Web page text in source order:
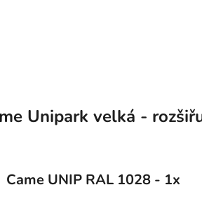
Unipark velká -
Came UNIP RAL 1028 - 1x